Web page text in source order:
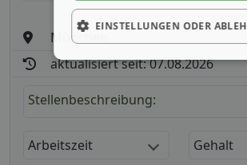
München
aktualisiert seit: 07.08.2026
Stellenbeschreibung:
Arbeitszeit Gehalt
EINSTELLUNGEN ODER